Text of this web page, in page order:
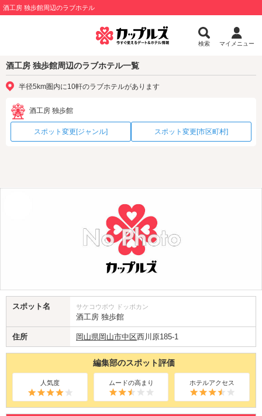
酒工房 独歩館周辺のラブホテル
検索 マイメニュー
酒工房 独歩館周辺のラブホテル一覧
半径5km圏内に10軒のラブホテルがあります
酒工房 独歩館
スポット変更[ジャンル] スポット変更[市区町村]
スポット名 サケコウボウ ドッポカン
酒工房 独歩館
住所 岡山県岡山市中区西川原185-1
編集部のスポット評価
人気度 ムードの高まり ホテルアクセス